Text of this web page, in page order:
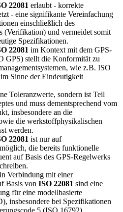
22081 erlaubt - korrekte
- eine signifikante Vereinfachung
einschließlich des
(Verifikation) und vermeidet somit
Spezifikationen.
22081 im Kontext mit dem GPS-
GPS) stellt die Konformität zu
wie z.B. ISO
Sinne der Eindeutigkeit
Toleranzwerte, sondern ist Teil
und muss dementsprechend vom
insbesondere an die
die werkstoffphysikalischen
werden.
22081 ist nur auf
die bereits funktionelle
auf Basis des GPS-Regelwerks
Verbindung mit einer
Basis von ISO 22081 sind eine
für eine modellbasierte
insbesondere bei Spezifikationen
5 (ISO 16792).